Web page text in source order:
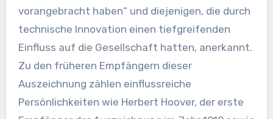
vorangebracht haben“ und diejenigen, die durch
technische Innovation einen tiefgreifenden
Einfluss auf die Gesellschaft hatten, anerkannt.
Zu den früheren Empfängern dieser
Auszeichnung zählen einflussreiche
Persönlichkeiten wie Herbert Hoover, der erste